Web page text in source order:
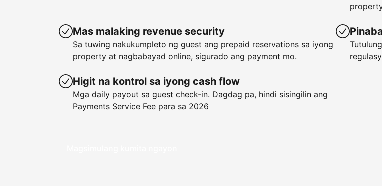
Mas malaking revenue security
Sa tuwing nakukumpleto ng guest ang prepaid reservations sa iyong
property at nagbabayad online, sigurado ang payment mo.
Higit na kontrol sa iyong cash flow
Mga daily payout sa guest check-in. Dagdag pa, hindi sisingilin ang
Payments Service Fee para sa 2026
Magsimulang kumita ngayon